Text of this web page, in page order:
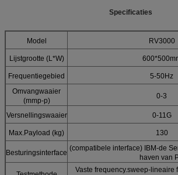
Specificaties
Model RV3000
Lijstgrootte (L*W)
Frequentiegebied
5-50Hz
Omvangwaaier
(mmp-p)
0-3
Versnellingswaaier 0-11G
Max.Payload (kg) 130
Besturingsinterface
(compatibele interface) IBM-de
haven van
Vaste frequency.sweep-lineaire